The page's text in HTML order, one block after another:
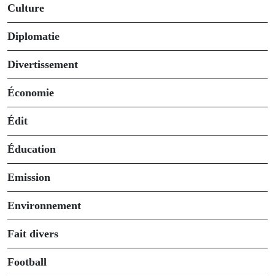
Culture
Diplomatie
Divertissement
Économie
Édit
Éducation
Emission
Environnement
Fait divers
Football